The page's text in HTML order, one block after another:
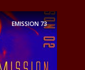
EMISSION73